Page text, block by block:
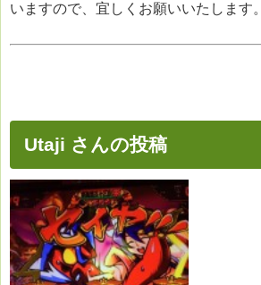
いますので、宜しくお願いいたします。
Utaji さんの投稿